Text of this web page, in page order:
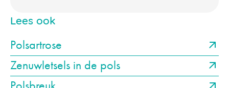
Lees ook
Polsartrose
Zenuwletsels in de pols